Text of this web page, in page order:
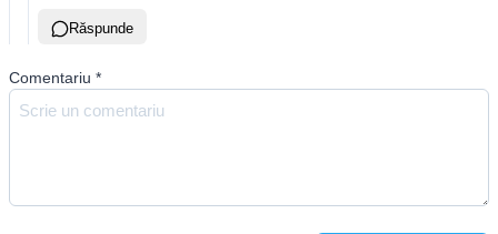
Răspunde
Comentariu *